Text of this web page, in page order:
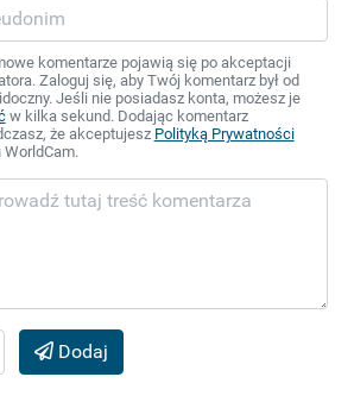
komentarze pojawią się po akceptacji
Zaloguj się, aby Twój komentarz był od
Jeśli nie posiadasz konta, możesz je
w kilka sekund. Dodając komentarz
że akceptujesz Polityką Prywatności
WorldCam.
Dodaj